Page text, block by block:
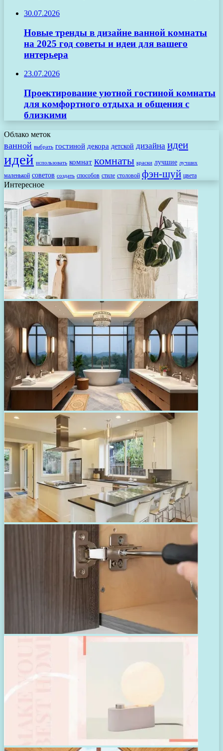
30.07.2026
Новые тренды в дизайне ванной комнаты
на 2025 год советы и идеи для вашего
интерьера
23.07.2026
Проектирование уютной гостиной комнаты
для комфортного отдыха и общения с
близкими
Облако меток
ванной выбрать гостиной декора детской дизайна идеи
идей использовать комнат комнаты краски лучшие лучших
маленькой советов создать способов стиле столовой фэн-шуй цвета
Интересное